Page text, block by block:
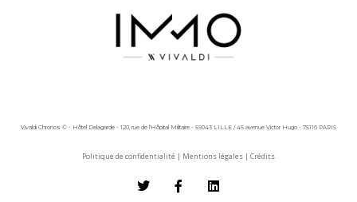
Vivaldi Chronos © - Hôtel Delagarde - 120, rue de l'Hôpital Militaire - 59043 LILLE / 45 avenue Victor Hugo - 75116 PARIS
Politique de confidentialité | Mentions légales | Crédits